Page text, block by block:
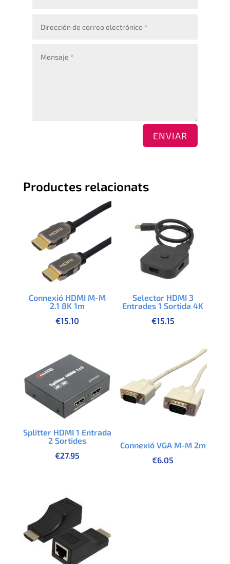
ENVIAR
Productes relacionats
Connexió HDMI M-M
2.1 8K 1m
€15.10
Selector HDMI 3
Entrades 1 Sortida 4K
€15.15
Splitter HDMI 1 Entrada
2 Sortides
€27.95
Connexió VGA M-M 2m
€6.05